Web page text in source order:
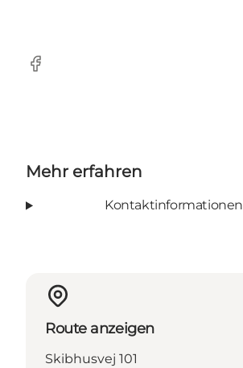
Facebook
Mehr erfahren
Kontaktinformationen
Route anzeigen
Skibhusvej 101